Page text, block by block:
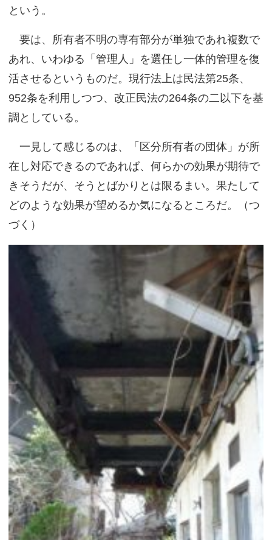
という。
要は、所有者不明の専有部分が単独であれ複数で
あれ、いわゆる「管理人」を選任し一体的管理を復
活させるというものだ。現行法上は民法第25条、
952条を利用しつつ、改正民法の264条の二以下を基
調としている。
一見して感じるのは、「区分所有者の団体」が所
在し対応できるのであれば、何らかの効果が期待で
きそうだが、そうとばかりとは限るまい。果たして
どのような効果が望めるか気になるところだ。（つ
づく）